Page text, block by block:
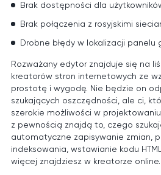
Brak dostępności dla
Brak połączenia z rosyjskimi
Drobne błędy w lokalizacji panelu
Rozważany edytor znajduje się na
kreatorów stron internetowych ze
prostotę i wygodę. Nie będzie on
szukających oszczędności, ale ci,
szerokie możliwości w
z pewnością znajdą to, czego
automatyczne zapisywanie zmian,
indeksowania, wstawianie kodu
więcej znajdziesz w kreatorze online.